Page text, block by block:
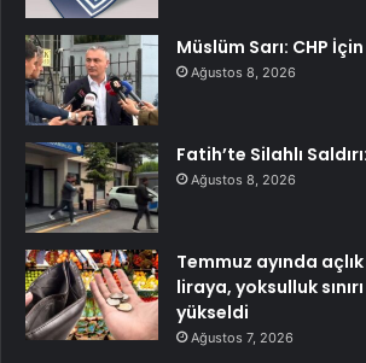
Müslüm Sarı: CHP
Ağustos 8, 2026
Fatih’te Silahlı
Ağustos 8, 2026
Temmuz ayında açlık
liraya, yoksulluk
yükseldi
Ağustos 7, 2026